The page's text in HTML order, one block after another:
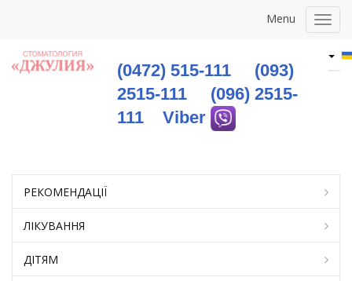
Menu
(0472) 515-111
(093)
2515-111
(096) 2515-
111
Viber
РЕКОМЕНДАЦІЇ
ЛІКУВАННЯ
ДІТЯМ